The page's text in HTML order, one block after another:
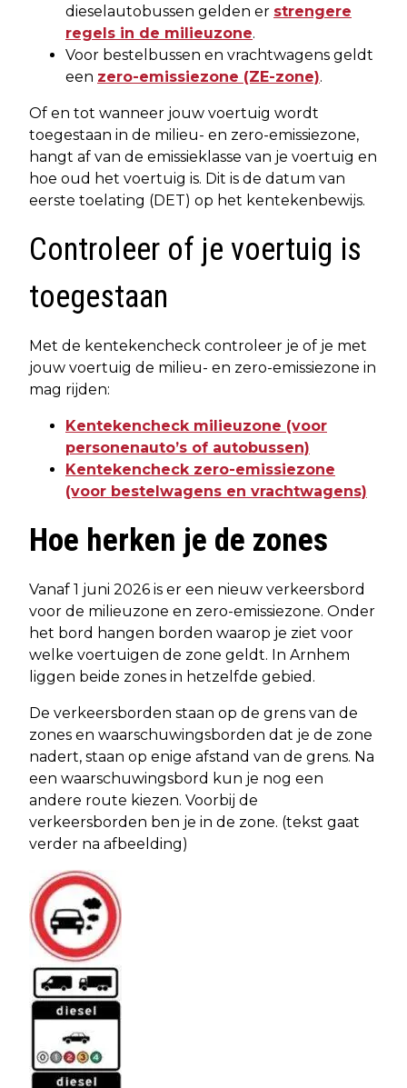
dieselautobussen gelden er strengere
regels in de milieuzone.
Voor bestelbussen en vrachtwagens geldt
een zero-emissiezone (ZE-zone).
Of en tot wanneer jouw voertuig wordt
toegestaan in de milieu- en zero-emissiezone,
hangt af van de emissieklasse van je voertuig en
hoe oud het voertuig is. Dit is de datum van
eerste toelating (DET) op het kentekenbewijs.
Controleer of je voertuig is
toegestaan
Met de kentekencheck controleer je of je met
jouw voertuig de milieu- en zero-emissiezone in
mag rijden:
Kentekencheck milieuzone (voor
personenauto’s of autobussen)
Kentekencheck zero-emissiezone
(voor bestelwagens en vrachtwagens)
Hoe herken je de zones
Vanaf 1 juni 2026 is er een nieuw verkeersbord
voor de milieuzone en zero-emissiezone. Onder
het bord hangen borden waarop je ziet voor
welke voertuigen de zone geldt. In Arnhem
liggen beide zones in hetzelfde gebied.
De verkeersborden staan op de grens van de
zones en waarschuwingsborden dat je de zone
nadert, staan op enige afstand van de grens. Na
een waarschuwingsbord kun je nog een
andere route kiezen. Voorbij de
verkeersborden ben je in de zone. (tekst gaat
verder na afbeelding)